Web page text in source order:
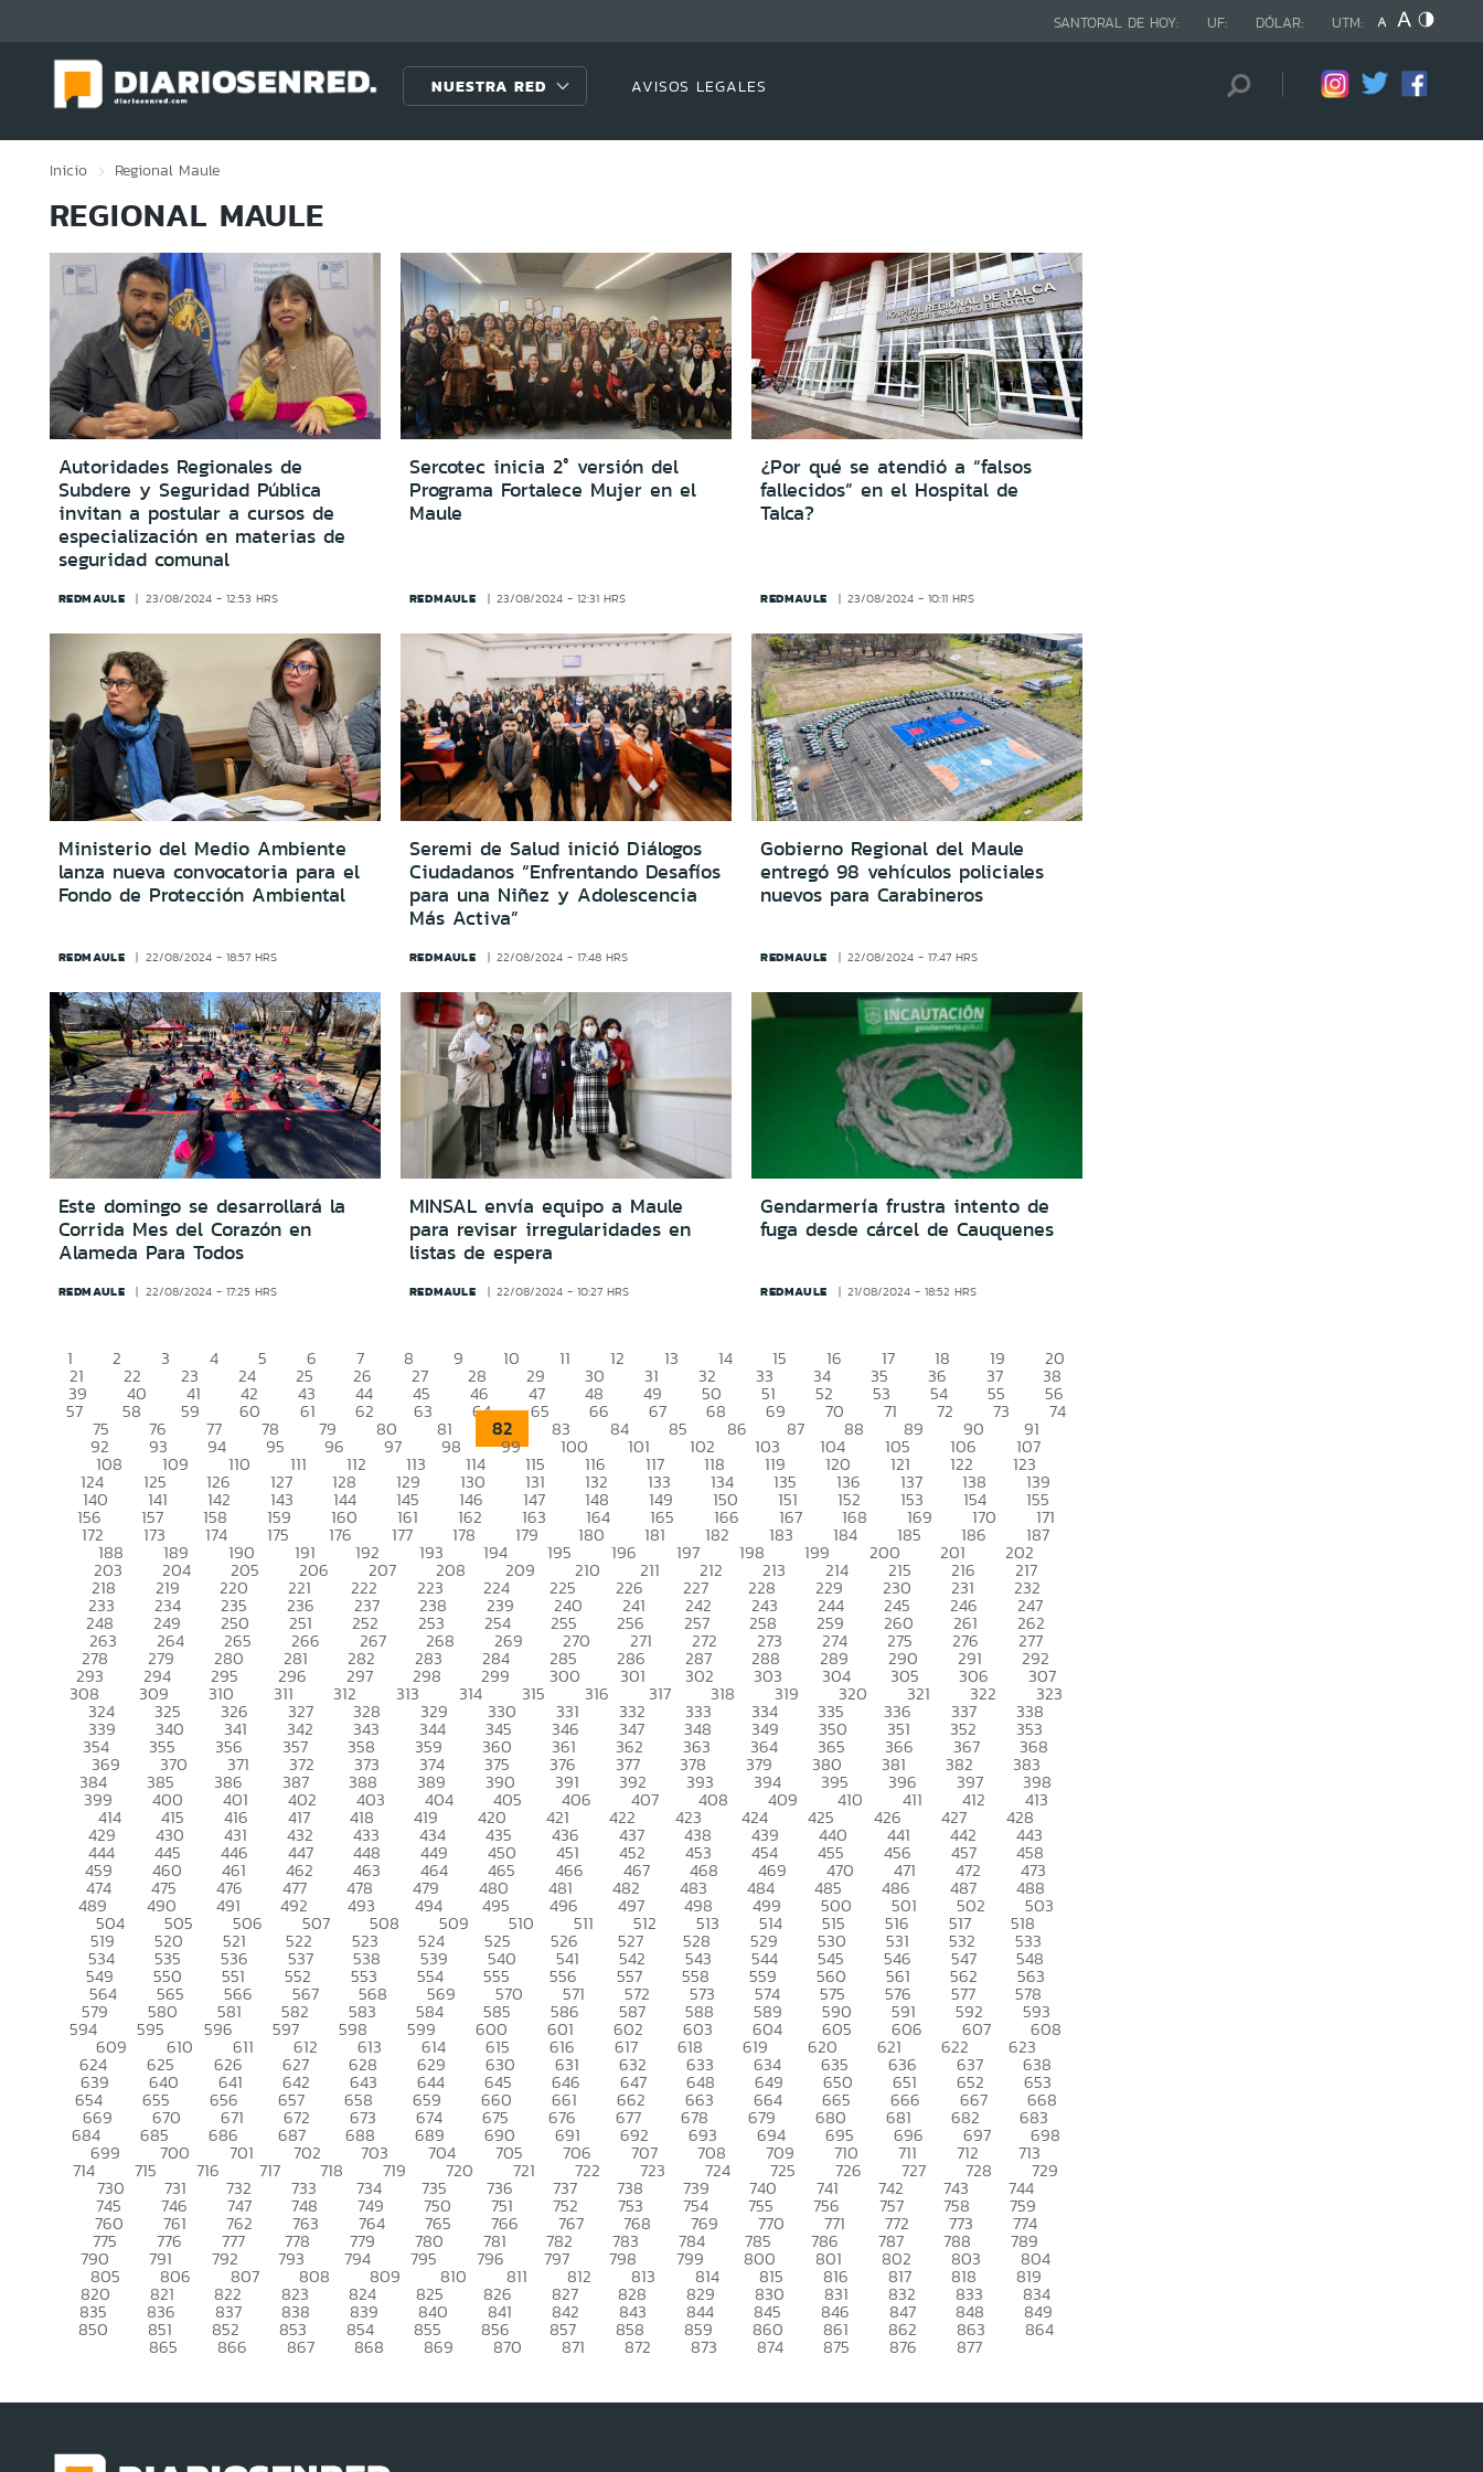
SANTORAL DE HOY: UF: DÓLAR: UTM:
NUESTRA RED AVISOS LEGALES
Inicio Regional Maule
REGIONAL MAULE
Autoridades Regionales de
Subdere y Seguridad Pública
invitan a postular a cursos de
especialización en materias de
seguridad comunal
REDMAULE 23/08/2024 - 12:53 HRS
Sercotec inicia 2° versión del
Programa Fortalece Mujer en el
Maule
REDMAULE 23/08/2024 - 12:31 HRS
¿Por qué se atendió a “falsos
fallecidos” en el Hospital de
Talca?
REDMAULE 23/08/2024 - 10:11 HRS
Ministerio del Medio Ambiente
lanza nueva convocatoria para el
Fondo de Protección Ambiental
REDMAULE 22/08/2024 - 18:57 HRS
Seremi de Salud inició Diálogos
Ciudadanos “Enfrentando Desafíos
para una Niñez y Adolescencia
Más Activa”
REDMAULE 22/08/2024 - 17:48 HRS
Gobierno Regional del Maule
entregó 98 vehículos policiales
nuevos para Carabineros
REDMAULE 22/08/2024 - 17:47 HRS
Este domingo se desarrollará la
Corrida Mes del Corazón en
Alameda Para Todos
REDMAULE 22/08/2024 - 17:25 HRS
MINSAL envía equipo a Maule
para revisar irregularidades en
listas de espera
REDMAULE 22/08/2024 - 10:27 HRS
Gendarmería frustra intento de
fuga desde cárcel de Cauquenes
REDMAULE 21/08/2024 - 18:52 HRS
1 2 3 4 5 6 7 8 9 10 11 12 13 14 15 16 17 18 19 20
21 22 23 24 25 26 27 28 29 30 31 32 33 34 35 36 37 38
39 40 41 42 43 44 45 46 47 48 49 50 51 52 53 54 55 56
57 58 59 60 61 62 63 64 65 66 67 68 69 70 71 72 73 74
75 76 77 78 79 80 81 82 83 84 85 86 87 88 89 90 91
92 93 94 95 96 97 98 99 100 101 102 103 104 105 106 107
108 109 110 111 112 113 114 115 116 117 118 119 120 121 122 123
124 125 126 127 128 129 130 131 132 133 134 135 136 137 138 139
140 141 142 143 144 145 146 147 148 149 150 151 152 153 154 155
156 157 158 159 160 161 162 163 164 165 166 167 168 169 170 171
172 173 174 175 176 177 178 179 180 181 182 183 184 185 186 187
188 189 190 191 192 193 194 195 196 197 198 199 200 201 202
203 204 205 206 207 208 209 210 211 212 213 214 215 216 217
218 219 220 221 222 223 224 225 226 227 228 229 230 231 232
233 234 235 236 237 238 239 240 241 242 243 244 245 246 247
248 249 250 251 252 253 254 255 256 257 258 259 260 261 262
263 264 265 266 267 268 269 270 271 272 273 274 275 276 277
278 279 280 281 282 283 284 285 286 287 288 289 290 291 292
293 294 295 296 297 298 299 300 301 302 303 304 305 306 307
308 309 310 311 312 313 314 315 316 317 318 319 320 321 322 323
324 325 326 327 328 329 330 331 332 333 334 335 336 337 338
339 340 341 342 343 344 345 346 347 348 349 350 351 352 353
354 355 356 357 358 359 360 361 362 363 364 365 366 367 368
369 370 371 372 373 374 375 376 377 378 379 380 381 382 383
384 385 386 387 388 389 390 391 392 393 394 395 396 397 398
399 400 401 402 403 404 405 406 407 408 409 410 411 412 413
414 415 416 417 418 419 420 421 422 423 424 425 426 427 428
429 430 431 432 433 434 435 436 437 438 439 440 441 442 443
444 445 446 447 448 449 450 451 452 453 454 455 456 457 458
459 460 461 462 463 464 465 466 467 468 469 470 471 472 473
474 475 476 477 478 479 480 481 482 483 484 485 486 487 488
489 490 491 492 493 494 495 496 497 498 499 500 501 502 503
504 505 506 507 508 509 510 511 512 513 514 515 516 517 518
519 520 521 522 523 524 525 526 527 528 529 530 531 532 533
534 535 536 537 538 539 540 541 542 543 544 545 546 547 548
549 550 551 552 553 554 555 556 557 558 559 560 561 562 563
564 565 566 567 568 569 570 571 572 573 574 575 576 577 578
579 580 581 582 583 584 585 586 587 588 589 590 591 592 593
594 595 596 597 598 599 600 601 602 603 604 605 606 607 608
609 610 611 612 613 614 615 616 617 618 619 620 621 622 623
624 625 626 627 628 629 630 631 632 633 634 635 636 637 638
639 640 641 642 643 644 645 646 647 648 649 650 651 652 653
654 655 656 657 658 659 660 661 662 663 664 665 666 667 668
669 670 671 672 673 674 675 676 677 678 679 680 681 682 683
684 685 686 687 688 689 690 691 692 693 694 695 696 697 698
699 700 701 702 703 704 705 706 707 708 709 710 711 712 713
714 715 716 717 718 719 720 721 722 723 724 725 726 727 728 729
730 731 732 733 734 735 736 737 738 739 740 741 742 743 744
745 746 747 748 749 750 751 752 753 754 755 756 757 758 759
760 761 762 763 764 765 766 767 768 769 770 771 772 773 774
775 776 777 778 779 780 781 782 783 784 785 786 787 788 789
790 791 792 793 794 795 796 797 798 799 800 801 802 803 804
805 806 807 808 809 810 811 812 813 814 815 816 817 818 819
820 821 822 823 824 825 826 827 828 829 830 831 832 833 834
835 836 837 838 839 840 841 842 843 844 845 846 847 848 849
850 851 852 853 854 855 856 857 858 859 860 861 862 863 864
865 866 867 868 869 870 871 872 873 874 875 876 877